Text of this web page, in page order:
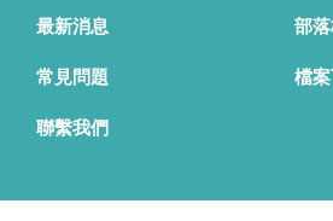
最新消息 部
常見問題 檔
聯繫我們